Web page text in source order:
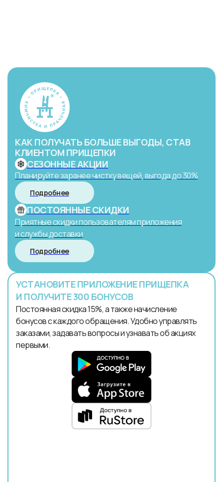
СЕЗОННЫЕ АКЦИИ
Планируйте заранее чистку вещей, выгода до 30%
Подробнее
ПОСТОЯННЫЕ СКИДКИ
Приятные скидки пользователям приложения
и службы доставки
Подробнее
КАК ПОЛУЧАТЬ БОЛЬШЕ ВЫГОДЫ, СТАВ
КЛИЕНТОМ ПРИЩЕПКИ
УСТАНОВИТЕ ПРИЛОЖЕНИЕ ПРИЩЕПКА
И ПОЛУЧИТЕ 300 БОНУСОВ
Постоянная скидка 15%, а также начисление
бонусов с каждого обращения. Удобно управлять
заказами, задавать вопросы и узнавать об акциях
первыми.